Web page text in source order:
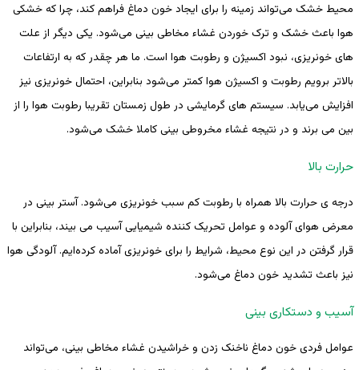
محیط خشک می‌تواند زمینه را برای ایجاد خون دماغ فراهم کند، چرا که خشکی
هوا باعث خشک و ترک خوردن غشاء مخاطی بینی می‌شود. یکی دیگر از علت
های خونریزی، نبود اکسیژن و رطوبت هوا است. ما هر چقدر که به ارتفاعات
بالاتر برویم رطوبت و اکسیژن هوا کمتر می‌شود بنابراین، احتمال خونریزی نیز
افزایش می‌یابد. سیستم های گرمایشی در طول زمستان تقریبا رطوبت هوا را از
بین می برند و در نتیجه غشاء مخروطی بینی کاملا خشک می‌شود.
حرارت بالا
درجه ی حرارت بالا همراه با رطوبت کم سبب خونریزی می‌شود. آستر بینی در
معرض هوای آلوده و عوامل تحریک کننده شیمیایی آسیب می بیند، بنابراین با
قرار گرفتن در این نوع محیط، شرایط را برای خونریزی آماده کرده‌ایم. آلودگی هوا
نیز باعث تشدید خون دماغ می‌شود.
آسیب و دستکاری بینی
عوامل فردی خون دماغ ناخنک زدن و خراشیدن غشاء مخاطی بینی، می‌تواند